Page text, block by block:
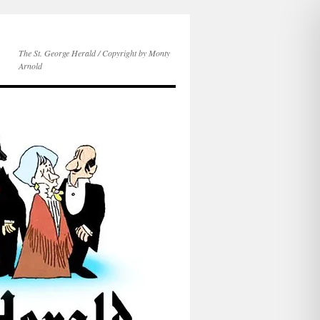
The St. George Herald / Copyright by Monty
Arnold